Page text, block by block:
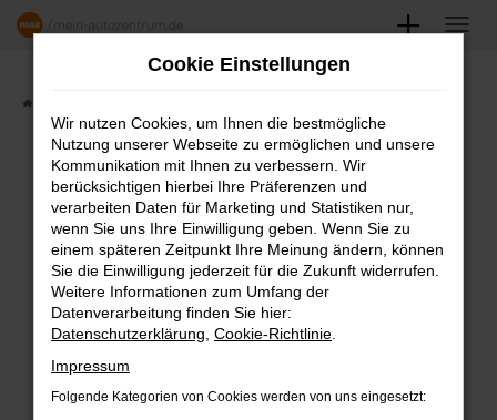
Zum
FAHRZEUGSHOWROOM
Fehler: Network Error
Beim Laden ist ein Fehler aufgetreten.
Hier sind ein paar Tipps, die dir helfen können:
Überprüfe deine Firewall und deine
Cookie Einstellungen
Wir nutzen Cookies, um Ihnen die bestmögliche
Nutzung unserer Webseite zu ermöglichen und unsere
Kommunikation mit Ihnen zu verbessern. Wir
berücksichtigen hierbei Ihre Präferenzen und
verarbeiten Daten für Marketing und Statistiken nur,
wenn Sie uns Ihre Einwilligung geben. Wenn Sie zu
einem späteren Zeitpunkt Ihre Meinung ändern, können
Sie die Einwilligung jederzeit für die Zukunft widerrufen.
Weitere Informationen zum Umfang der
Datenverarbeitung finden Sie hier:
Datenschutzerklärung Cookie-Richtlinie
Impressum
Folgende Kategorien von Cookies werden von uns eingesetzt: